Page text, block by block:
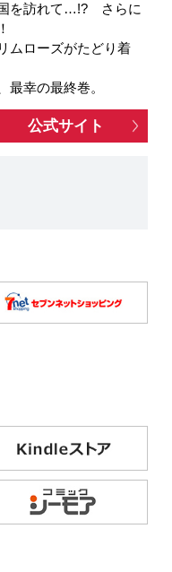
を訪れて…!? さらに
ムローズがたどり着
最幸の最終巻。
公式サイト